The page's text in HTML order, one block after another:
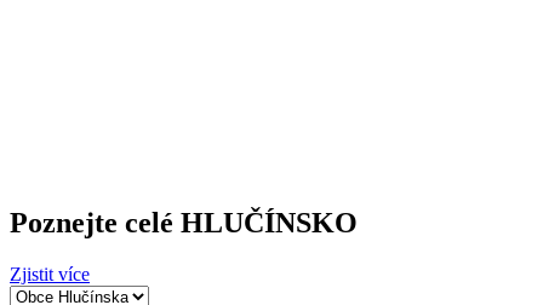
Poznejte celé HLUČÍNSKO
Zjistit více